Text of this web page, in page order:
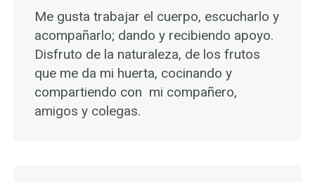
Me gusta trabajar el cuerpo, escucharlo y
acompañarlo; dando y recibiendo apoyo.
Disfruto de la naturaleza, de los frutos
que me da mi huerta, cocinando y
compartiendo con mi compañero,
amigos y colegas.